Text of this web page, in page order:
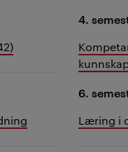
4.
6.
Læring i